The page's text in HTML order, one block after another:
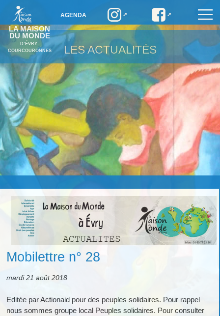
LA MAISON
DU MONDE
D’ÉVRY-
COURCOURONNES
AGENDA
LES ACTUALITÉS
Mobilettre n° 28
mardi 21 août 2018
Editée par Actionaid pour des peuples solidaires. Pour rappel
nous sommes groupe local Peuples solidaires. Pour consulter